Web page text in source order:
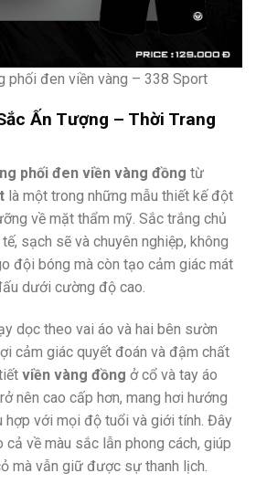
phối đen viền vàng – 338 Sport
Ấn Tượng – Thời Trang
phối đen viền vàng đồng từ
là một trong những mẫu thiết kế đột
về mặt thẩm mỹ. Sắc trắng chủ
sạch sẽ và chuyên nghiệp, không
đội bóng mà còn tạo cảm giác mát
dưới cường độ cao.
dọc theo vai áo và hai bên sườn
cảm giác quyết đoán và đậm chất
viền vàng đồng ở cổ và tay áo
nên cao cấp hơn, mang hơi hướng
hợp với mọi độ tuổi và giới tính. Đây
cả về màu sắc lẫn phong cách, giúp
mà vẫn giữ được sự thanh lịch.